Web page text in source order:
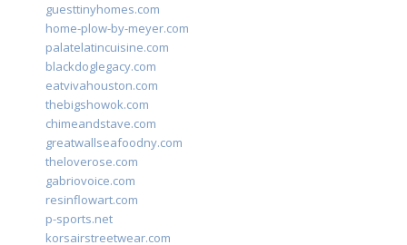
guesttinyhomes.com
home-plow-by-meyer.com
palatelatincuisine.com
blackdoglegacy.com
eatvivahouston.com
thebigshowok.com
chimeandstave.com
greatwallseafoodny.com
theloverose.com
gabriovoice.com
resinflowart.com
p-sports.net
korsairstreetwear.com